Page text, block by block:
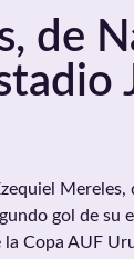
de
Mereles,
gol de su
Copa AUF